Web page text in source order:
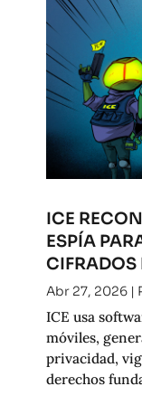
ICE
ESPÍA
CIFRADOS
Abr 27, 2026|
ICE usa
móviles,
privacidad,
derechos